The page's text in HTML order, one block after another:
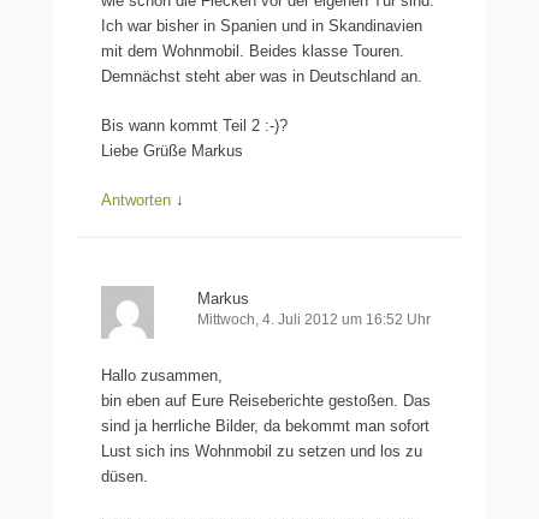
Ich war bisher in Spanien und in Skandinavien
mit dem Wohnmobil. Beides klasse Touren.
Demnächst steht aber was in Deutschland an.
Bis wann kommt Teil 2 :-)?
Liebe Grüße Markus
Antworten ↓
Markus
Mittwoch, 4. Juli 2012 um 16:52 Uhr
Hallo zusammen,
bin eben auf Eure Reiseberichte gestoßen. Das
sind ja herrliche Bilder, da bekommt man sofort
Lust sich ins Wohnmobil zu setzen und los zu
düsen.